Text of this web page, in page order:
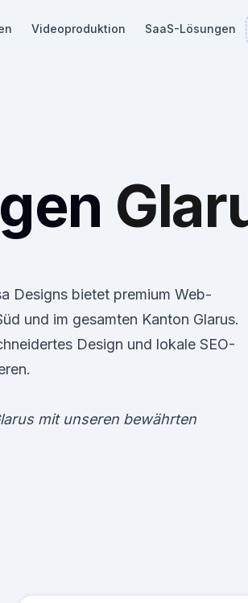
Videoproduktion SaaS-Lösungen
Designs bietet premium Web-
und im gesamten Kanton Glarus.
Design und lokale SEO-
mit unseren bewährten